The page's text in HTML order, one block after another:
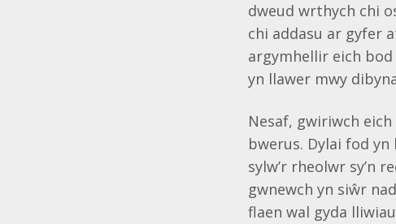
dweud wrthych chi
chi addasu ar gyfer
argymhellir eich
yn llawer mwy
Nesaf, gwiriwch
bwerus. Dylai fod
sylw’r rheolwr sy’n
gwnewch yn siŵr
flaen wal gyda